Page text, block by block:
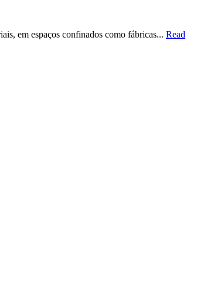
em espaços confinados como fábricas... Read